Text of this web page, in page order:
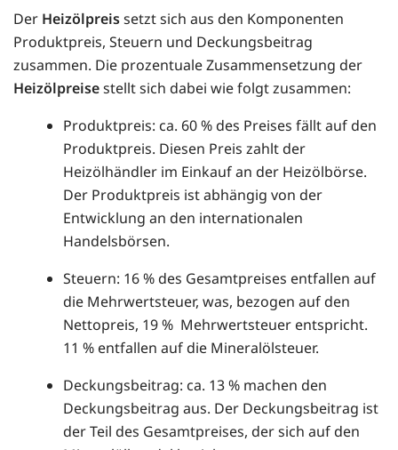
Der Heizölpreissetzt sich aus den Komponenten
Produktpreis, Steuern und Deckungsbeitrag
zusammen. Die prozentuale Zusammensetzung der
Heizölpreisestellt sich dabei wie folgt zusammen:
Produktpreis: ca. 60 % des Preises fällt auf den
Produktpreis. Diesen Preis zahlt der
Heizölhändler im Einkauf an der Heizölbörse.
Der Produktpreis ist abhängig von der
Entwicklung an den internationalen
Handelsbörsen.
Steuern: 16 % des Gesamtpreises entfallen auf
die Mehrwertsteuer, was, bezogen auf den
Nettopreis, 19 % Mehrwertsteuer entspricht.
11 % entfallen auf die Mineralölsteuer.
Deckungsbeitrag: ca. 13 % machen den
Deckungsbeitrag aus. Der Deckungsbeitrag ist
der Teil des Gesamtpreises, der sich auf den